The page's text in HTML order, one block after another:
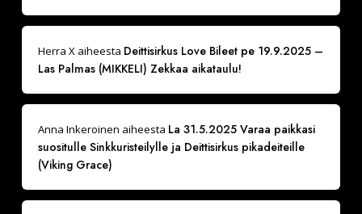
Herra Xaiheesta Deittisirkus Love Bileet pe 19.9.2025 –
Las Palmas (MIKKELI) Zekkaa aikataulu!
Anna Inkeroinen aiheesta La 31.5.2025 Varaa paikkasi
suositulle Sinkkuristeilylle ja Deittisirkus pikadeiteille
(Viking Grace)